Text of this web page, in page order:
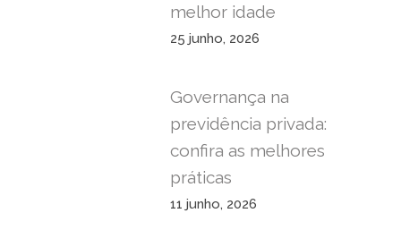
melhor idade
25 junho, 2026
Governança na
previdência privada:
confira as melhores
práticas
11 junho, 2026